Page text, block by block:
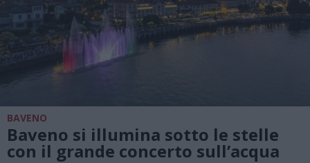
BAVENO
Baveno si illumina sotto le stelle
con il grande concerto sull’acqua